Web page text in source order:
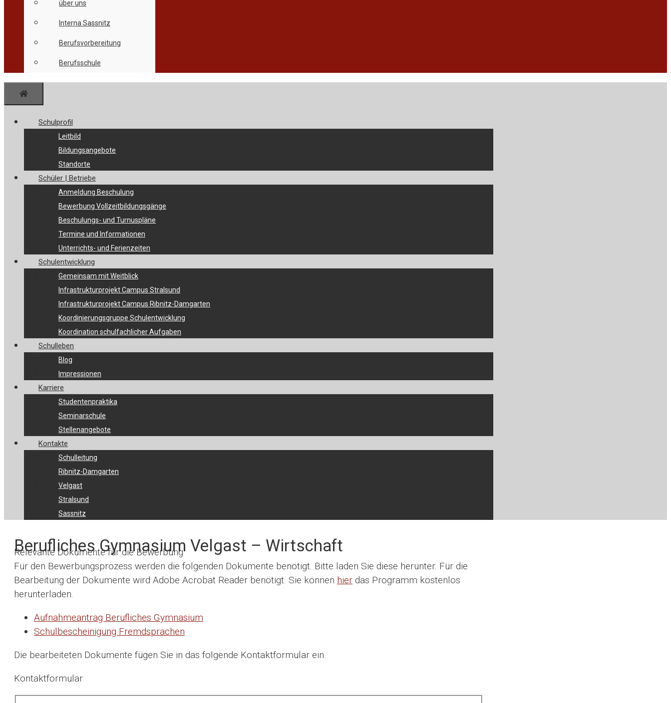
über uns
Interna Sassnitz
Berufsvorbereitung
Berufsschule
Schulprofil
Leitbild
Bildungsangebote
Standorte
Schüler | Betriebe
Anmeldung Beschulung
Bewerbung Vollzeitbildungsgänge
Beschulungs- und Turnuspläne
Termine und Informationen
Unterrichts- und Ferienzeiten
Schulentwicklung
Gemeinsam mit Weitblick
Infrastrukturprojekt Campus Stralsund
Infrastrukturprojekt Campus Ribnitz-Damgarten
Koordinierungsgruppe Schulentwicklung
Koordination schulfachlicher Aufgaben
Schulleben
Blog
Impressionen
Karriere
Studentenpraktika
Seminarschule
Stellenangebote
Kontakte
Schulleitung
Ribnitz-Damgarten
Velgast
Stralsund
Sassnitz
Berufliches Gymnasium Velgast – Wirtschaft
Relevante Dokumente für die Bewerbung
Für den Bewerbungsprozess werden die folgenden Dokumente benötigt. Bitte laden Sie diese herunter. Für die
Bearbeitung der Dokumente wird Adobe Acrobat Reader benötigt. Sie können hier das Programm kostenlos
herunterladen.
Aufnahmeantrag Berufliches Gymnasium
Schulbescheinigung Fremdsprachen
Die bearbeiteten Dokumente fügen Sie in das folgende Kontaktformular ein.
Kontaktformular